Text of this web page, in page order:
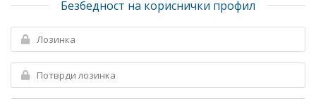
Безбедност на кориснички профил